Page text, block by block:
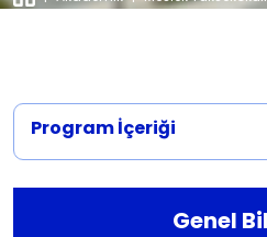
Faaliyetler
Program İçeriği
Genel